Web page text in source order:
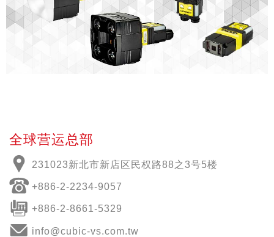
全球营运总部
231023新北市新店区民权路88之3号5楼
+886-2-2234-9057
+886-2-8661-5329
info@cubic-vs.com.tw